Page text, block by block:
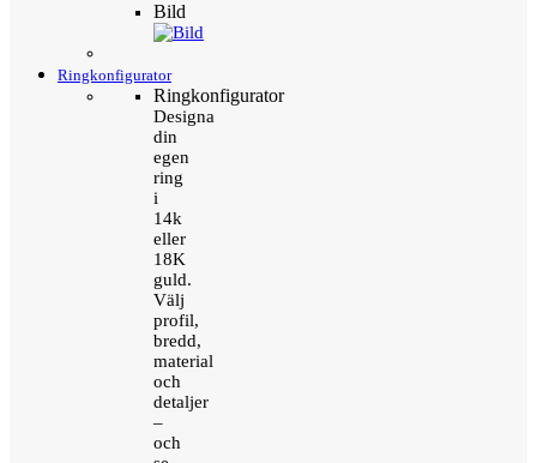
Bild
Ringkonfigurator
Ringkonfigurator
Designa
din
egen
ring
i
14k
eller
18K
guld.
Välj
profil,
bredd,
material
och
detaljer
–
och